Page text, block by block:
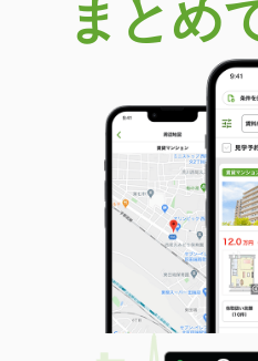
価 格
5.70万
富山県
150m²
間取り
1LDK
富山県富山市四方北窪
価 格
6.80万
住 所
富山県
専有面積 50.05m²
間取り
1LDK
富山県富山市長江２丁目
まとめ